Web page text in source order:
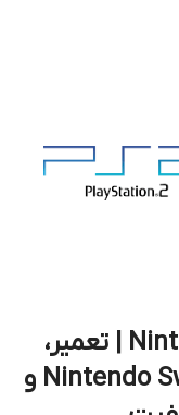
خرید قطعات کنسول Nintendo | تعمیر،
تعویض و ارتقاء Nintendo Switch، Wii و